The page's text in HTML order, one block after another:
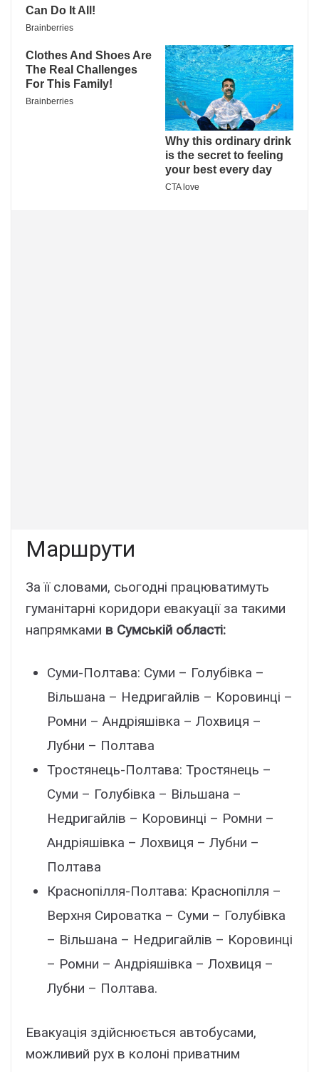
Маршрути
За її словами, сьогодні працюватимуть
гуманітарні коридори евакуації за такими
напрямками в Сумській області:
Суми-Полтава: Суми – Голубівка –
Вільшана – Недригайлів – Коровинці –
Ромни – Андріяшівка – Лохвиця –
Лубни – Полтава
Тростянець-Полтава: Тростянець –
Суми – Голубівка – Вільшана –
Недригайлів – Коровинці – Ромни –
Андріяшівка – Лохвиця – Лубни –
Полтава
Краснопілля-Полтава: Краснопілля –
Верхня Сироватка – Суми – Голубівка
– Вільшана – Недригайлів – Коровинці
– Ромни – Андріяшівка – Лохвиця –
Лубни – Полтава.
Евакуація здійснюється автобусами,
можливий рух в колоні приватним